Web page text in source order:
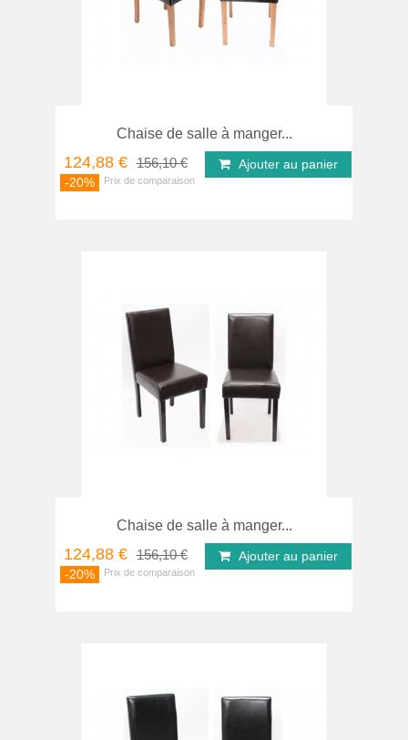
Chaise de salle à manger...
124,88 € 156,10 €
-20%
Ajouter au panier
Chaise de salle à manger...
124,88 € 156,10 €
-20%
Ajouter au panier